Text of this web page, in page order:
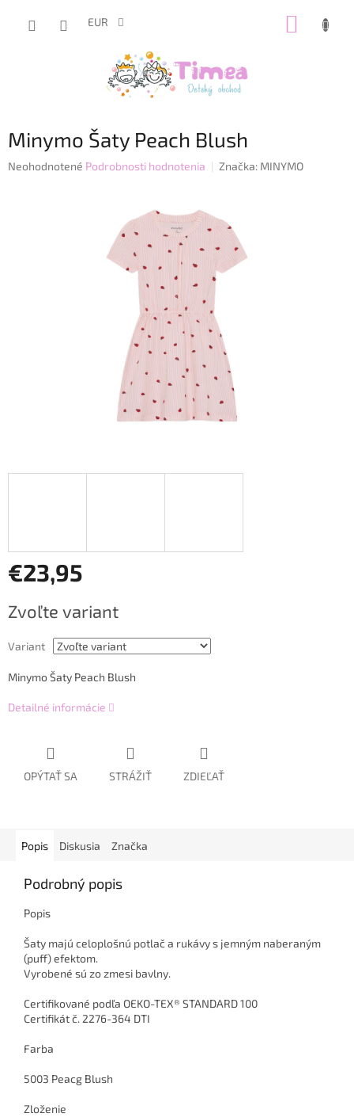
EUR
Minymo Šaty Peach Blush
Priemerné
Neohodnotené Podrobnosti hodnotenia Značka: MINYMO
€23,95
cena:
Zvoľte variant
Variant
Minymo Šaty Peach Blush
Detailné informácie
OPÝTAŤ SA STRÁŽIŤ ZDIEĽAŤ
Popis Diskusia Značka
Podrobný popis
Popis
Šaty majú celoplošnú potlač a rukávy s jemným naberaným
(puff) efektom.
Vyrobené sú zo zmesi bavlny.
Certifikované podľa OEKO-TEX® STANDARD 100
Certifikát č. 2276-364 DTI
Farba
5003 Peacg Blush
Zloženie